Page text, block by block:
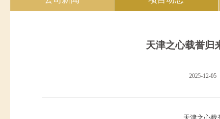
天津之心载誉归
2025-12-